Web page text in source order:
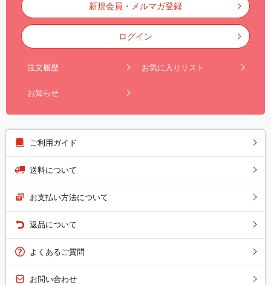
新規会員・メルマガ登録
ログイン
注文履歴 お気に入りリスト
お知らせ
ご利用ガイド
送料について
お支払い方法について
返品について
よくあるご質問
お問い合わせ